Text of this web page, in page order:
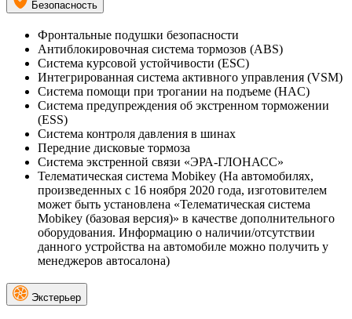
Безопасность
Фронтальные подушки безопасности
Антиблокировочная система тормозов (ABS)
Система курсовой устойчивости (ESC)
Интегрированная система активного управления (VSM)
Система помощи при трогании на подъеме (HAC)
Система предупреждения об экстренном торможении
(ESS)
Система контроля давления в шинах
Передние дисковые тормоза
Система экстренной связи «ЭРА-ГЛОНАСС»
Телематическая система Mobikey (На автомобилях,
произведенных с 16 ноября 2020 года, изготовителем
может быть установлена «Телематическая система
Mobikey (базовая версия)» в качестве дополнительного
оборудования. Информацию о наличии/отсутствии
данного устройства на автомобиле можно получить у
менеджеров автосалона)
Экстерьер